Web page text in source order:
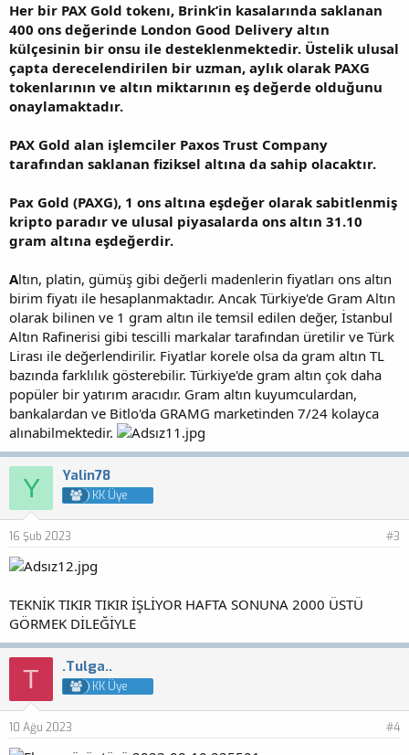
Her bir PAX Gold tokenı, Brink’in kasalarında saklanan
400 ons değerinde London Good Delivery altın
külçesinin bir onsu ile desteklenmektedir. Üstelik ulusal
çapta derecelendirilen bir uzman, aylık olarak PAXG
tokenlarının ve altın miktarının eş değerde olduğunu
onaylamaktadır.
PAX Gold alan işlemciler Paxos Trust Company
tarafından saklanan fiziksel altına da sahip olacaktır.
Pax Gold (PAXG), 1 ons altına eşdeğer olarak sabitlenmiş
kripto paradır ve ulusal piyasalarda ons altın 31.10
gram altına eşdeğerdir.
Altın, platin, gümüş gibi değerli madenlerin fiyatları ons altın
birim fiyatı ile hesaplanmaktadır. Ancak Türkiye'de Gram Altın
olarak bilinen ve 1 gram altın ile temsil edilen değer, İstanbul
Altın Rafinerisi gibi tescilli markalar tarafından üretilir ve Türk
Lirası ile değerlendirilir. Fiyatlar korele olsa da gram altın TL
bazında farklılık gösterebilir. Türkiye'de gram altın çok daha
popüler bir yatırım aracıdır. Gram altın kuyumculardan,
bankalardan ve Bitlo'da GRAMG marketinden 7/24 kolayca
alınabilmektedir.
Y Yalin78
KK Üye
16 Şub 2023 #3
TEKNİK TIKIR TIKIR İŞLİYOR HAFTA SONUNA 2000 ÜSTÜ
GÖRMEK DİLEĞİYLE
T .Tulga..
KK Üye
10 Ağu 2023 #4